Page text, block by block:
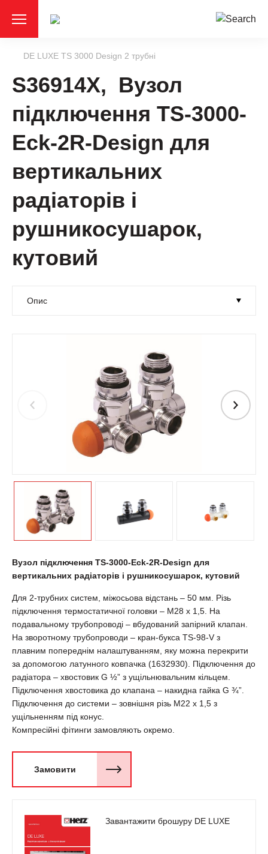
DE LUXE TS 3000 Design 2 трубні
S36914Х, Вузол
підключення TS-3000-
Eck-2R-Design для
вертикальних
радіаторів і
рушникосушарок,
кутовий
Вузол підключення TS-3000-Eck-2R-Design для
вертикальних радіаторів і рушникосушарок, кутовий
Для 2-трубних систем, міжосьова відстань – 50 мм. Різь
підключення термостатичної головки – М28 х 1,5. На
подавальному трубопроводі – вбудований запірний клапан.
На зворотному трубопроводи – кран-букса TS-98-V з
плавним попереднім налаштуванням, яку можна перекрити
за допомогою латунного ковпачка (1632930). Підключення до
радіатора – хвостовик G ½” з ущільнювальним кільцем.
Підключення хвостовика до клапана – накидна гайка G ¾”.
Підключення до системи – зовнішня різь М22 х 1,5 з
ущільненням під конус.
Компресійні фітинги замовляють окремо.
Замовити
Завантажити брошуру DE LUXE